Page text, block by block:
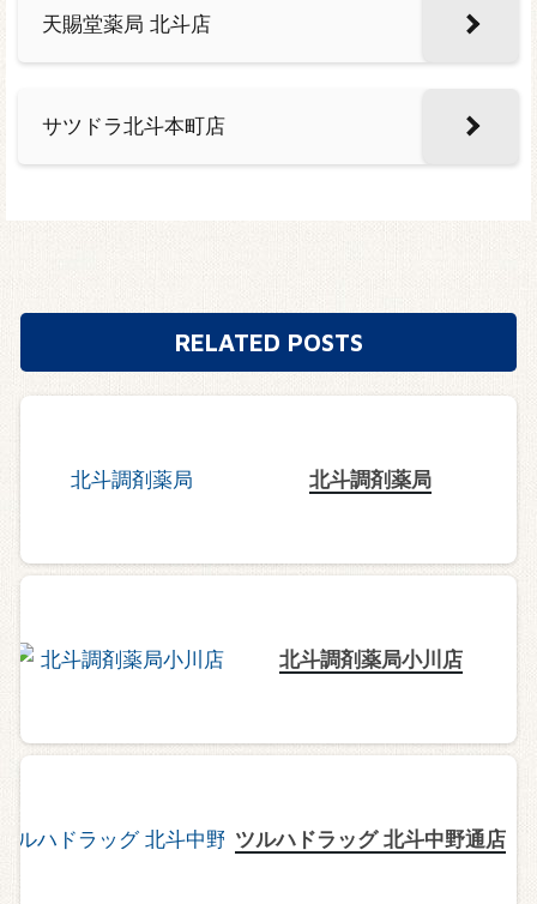
天賜堂薬局 北斗店
サツドラ北斗本町店
RELATED POSTS
北斗調剤薬局
北斗調剤薬局小川店
ツルハドラッグ 北斗中野通店